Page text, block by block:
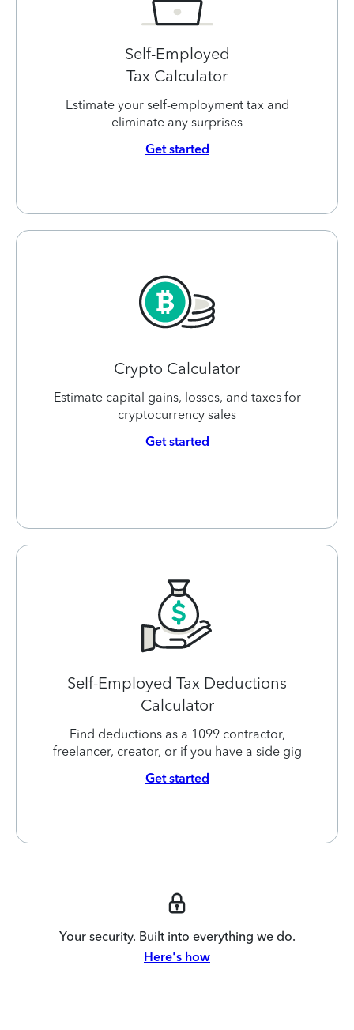
Self-Employed
Tax Calculator
Estimate your self-employment tax and
eliminate any surprises
Get started
Crypto Calculator
Estimate capital gains, losses, and taxes for
cryptocurrency sales
Get started
Self-Employed Tax Deductions
Calculator
Find deductions as a 1099 contractor,
freelancer, creator, or if you have a side gig
Get started
Your security. Built into everything we do.
Here's how